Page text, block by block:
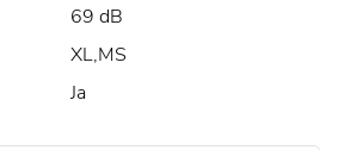
69 dB
XL,MS
Ja